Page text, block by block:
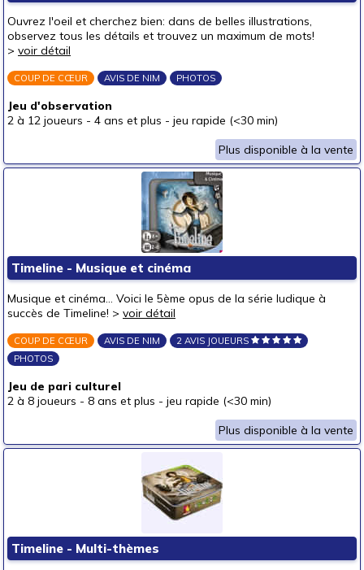
Ouvrez l'oeil et cherchez bien: dans de belles illustrations,
observez tous les détails et trouvez un maximum de mots!
> voir détail
COUP DE CŒUR AVIS DE NIM PHOTOS
Jeu d'observation
2 à 12 joueurs - 4 ans et plus - jeu rapide (<30 min)
Plus disponible à la vente
Timeline - Musique et cinéma
Musique et cinéma... Voici le 5ème opus de la série ludique à
succès de Timeline! > voir détail
COUP DE CŒUR AVIS DE NIM
2 AVIS JOUEURS
PHOTOS
Jeu de pari culturel
2 à 8 joueurs - 8 ans et plus - jeu rapide (<30 min)
Plus disponible à la vente
Timeline - Multi-thèmes